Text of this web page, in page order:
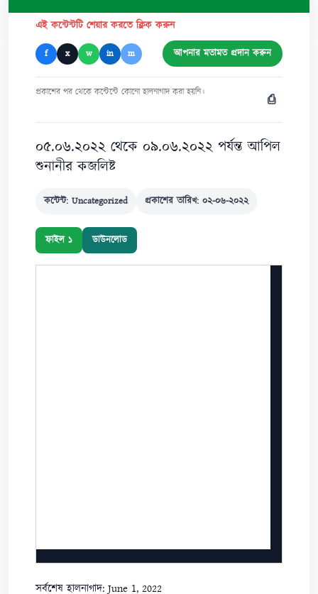
এই কন্টেন্টটি শেয়ার করতে ক্লিক করুন
f x w in m আপনার মতামত প্রদান করুন
প্রকাশের পর থেকে কন্টেন্টে কোনো হালনাগাদ করা হয়নি। ⎙
০৫.০৬.২০২২ থেকে ০৯.০৬.২০২২ পর্যন্ত আপিল
শুনানীর কজলিষ্ট
কন্টেন্ট: Uncategorized প্রকাশের তারিখ: ০২-০৬-২০২২
ফাইল ১ ডাউনলোড
সর্বশেষ হালনাগাদ: June 1, 2022